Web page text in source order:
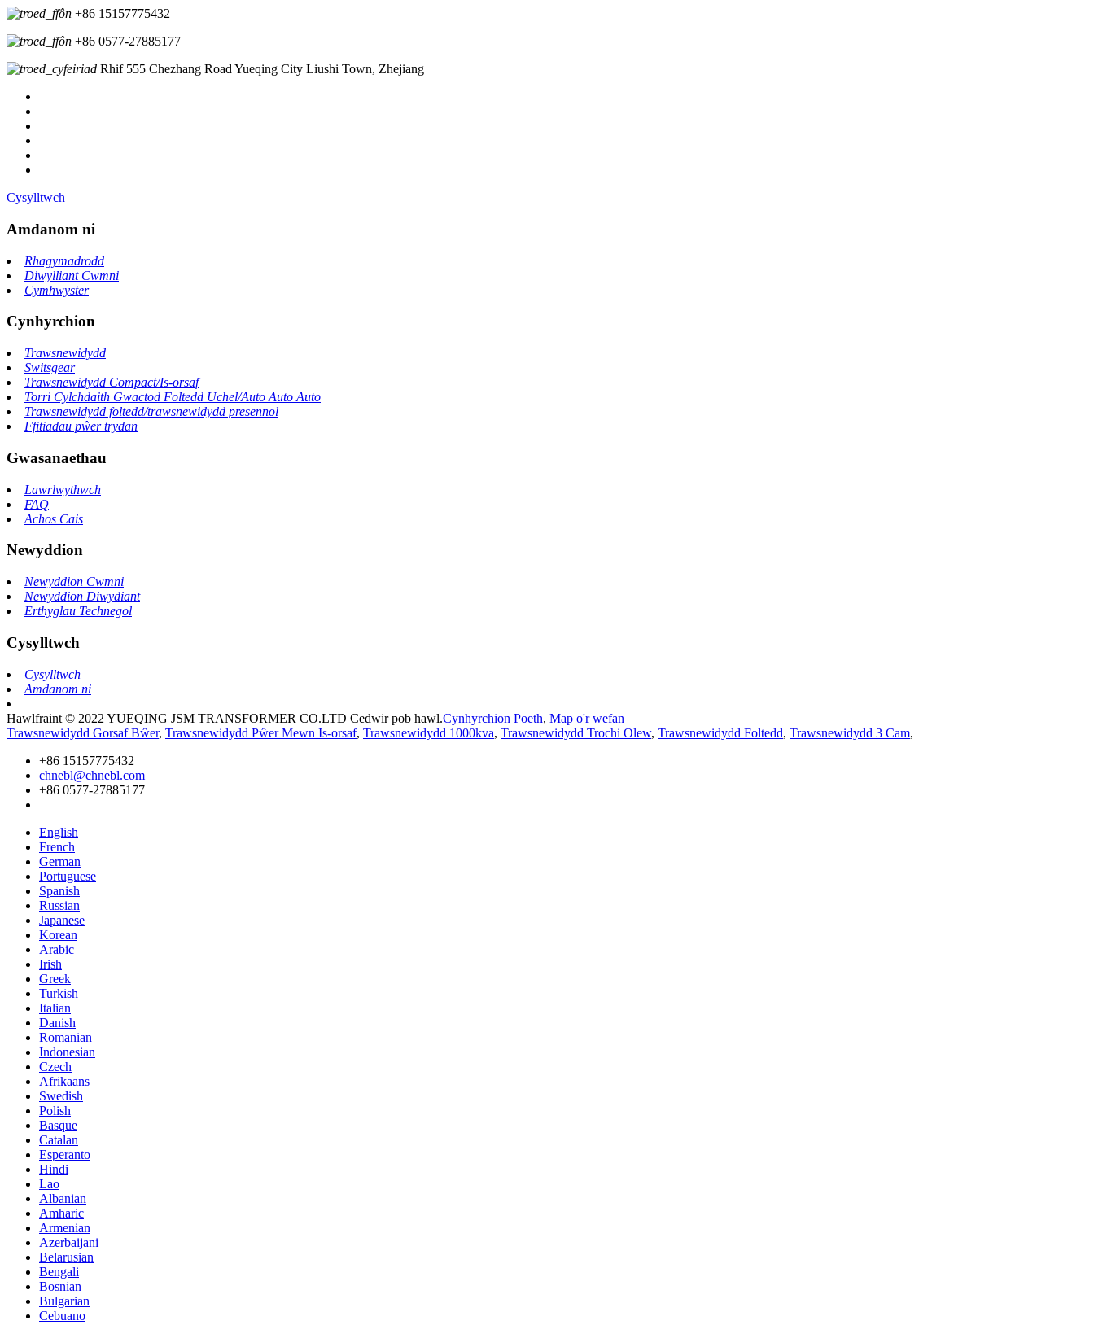
+86 15157775432
+86 0577-27885177
Rhif 555 Chezhang Road Yueqing City Liushi Town, Zhejiang
Cysylltwch
Amdanom ni
Rhagymadrodd
Diwylliant Cwmni
Cymhwyster
Cynhyrchion
Trawsnewidydd
Switsgear
Trawsnewidydd Compact/Is-orsaf
Torri Cylchdaith Gwactod Foltedd Uchel/Auto Auto Auto
Trawsnewidydd foltedd/trawsnewidydd presennol
Ffitiadau pŵer trydan
Gwasanaethau
Lawrlwythwch
FAQ
Achos Cais
Newyddion
Newyddion Cwmni
Newyddion Diwydiant
Erthyglau Technegol
Cysylltwch
Cysylltwch
Amdanom ni
Hawlfraint © 2022 YUEQING JSM TRANSFORMER CO.LTD Cedwir pob hawl.Cynhyrchion Poeth, Map o'r wefan
Trawsnewidydd Gorsaf Bŵer, Trawsnewidydd Pŵer Mewn Is-orsaf, Trawsnewidydd 1000kva, Trawsnewidydd Trochi Olew, Trawsnewidydd Foltedd, Trawsnewidydd 3 Cam,
+86 15157775432
chnebl@chnebl.com
+86 0577-27885177
English
French
German
Portuguese
Spanish
Russian
Japanese
Korean
Arabic
Irish
Greek
Turkish
Italian
Danish
Romanian
Indonesian
Czech
Afrikaans
Swedish
Polish
Basque
Catalan
Esperanto
Hindi
Lao
Albanian
Amharic
Armenian
Azerbaijani
Belarusian
Bengali
Bosnian
Bulgarian
Cebuano